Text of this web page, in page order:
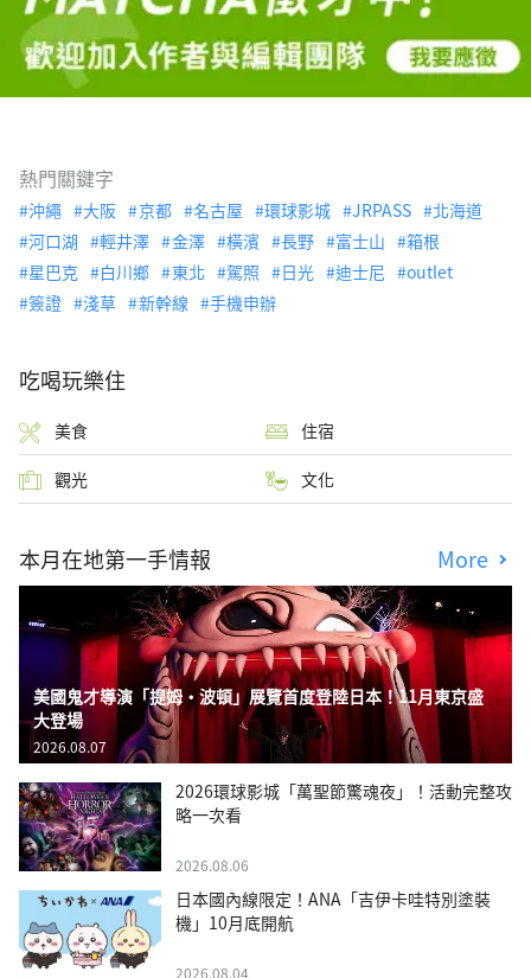
熱門關鍵字
沖繩 大阪 京都 名古屋 環球影城 JRPASS
北海道
河口湖
輕井澤 金澤 橫濱 長野 富士山
箱根
星巴克
白川鄉 東北 駕照 日光 迪士尼
outlet
簽證
淺草 新幹線 手機申辦
吃喝玩樂住
美食 住宿
觀光 文化
本月在地第一手情報 More
美國鬼才導演「提姆・波頓」展覽首度登陸日本！11月東京盛
大登場
2026.08.07
2026環球影城「萬聖節驚魂夜」！活動完整攻
略一次看
2026.08.06
日本國內線限定！ANA「吉伊卡哇特別塗裝
機」10月底開航
2026.08.04